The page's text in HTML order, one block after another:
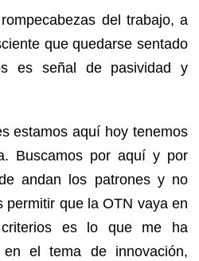
del trabajo, a
que quedarse sentado
es señal de pasividad y
estamos aquí hoy tenemos
Buscamos por aquí y por
andan los patrones y no
permitir que la OTN vaya en
criterios es lo que me ha
el tema de innovación,